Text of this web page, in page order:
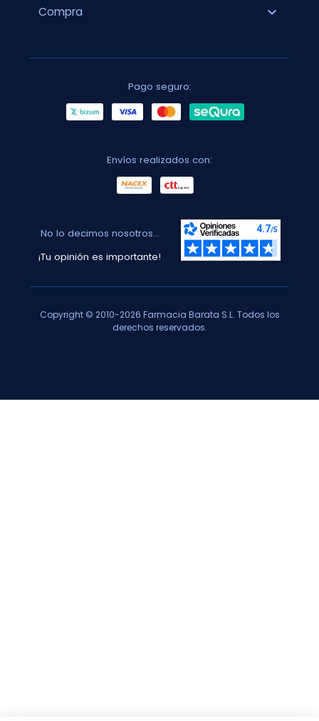
Compra expand_more
Pago seguro:
Envíos realizados con:
No lo decimos nosotros...
¡Tu opinión es importante!
Copyright © 2010-2026 Farmacia Barata S.L. Todos los
derechos reservados.